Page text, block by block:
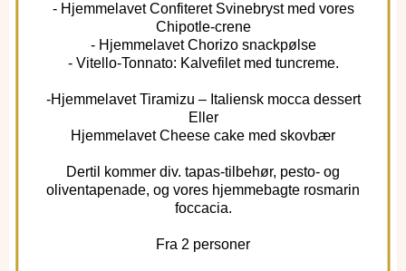
- Hjemmelavet Confiteret Svinebryst med vores
Chipotle-crene
- Hjemmelavet Chorizo snackpølse
- Vitello-Tonnato: Kalvefilet med tuncreme.
-Hjemmelavet Tiramizu – Italiensk mocca dessert
Eller
Hjemmelavet Cheese cake med skovbær
Dertil kommer div. tapas-tilbehør, pesto- og
oliventapenade, og vores hjemmebagte rosmarin
foccacia.
Fra 2 personer